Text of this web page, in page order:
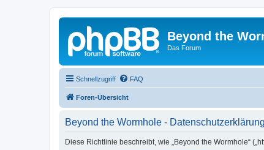
Beyond the
Das Forum
Schnellzugriff FAQ
Foren-Übersicht
Beyond the Wormhole - Datenschutzerklärung
Diese Richtlinie beschreibt, wie „Beyond the Wormhole“